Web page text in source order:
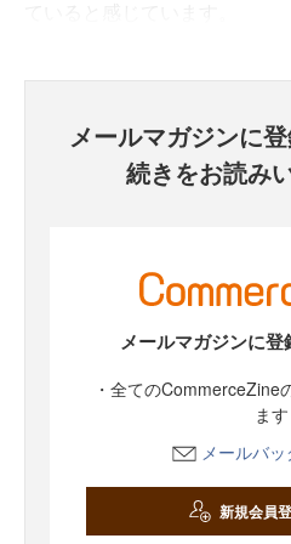
メールマガジンに
続きをお読み
メールマガジンに登
・全てのCommerceZine
ます
メールバ
新規会員